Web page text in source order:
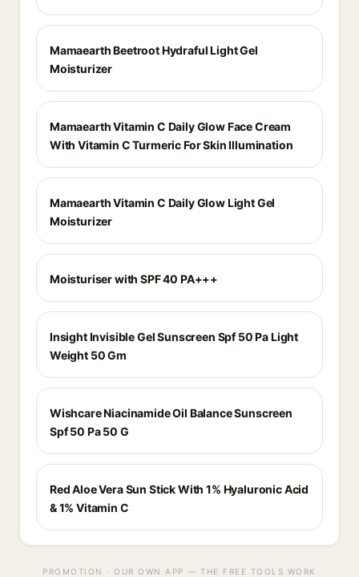
Mamaearth Beetroot Hydraful Light Gel
Moisturizer
Mamaearth Vitamin C Daily Glow Face Cream
With Vitamin C Turmeric For Skin Illumination
Mamaearth Vitamin C Daily Glow Light Gel
Moisturizer
Moisturiser with SPF 40 PA+++
Insight Invisible Gel Sunscreen Spf 50 Pa Light
Weight 50 Gm
Wishcare Niacinamide Oil Balance Sunscreen
Spf 50 Pa 50 G
Red Aloe Vera Sun Stick With 1% Hyaluronic Acid
& 1% Vitamin C
PROMOTION · OUR OWN APP — THE FREE TOOLS WORK